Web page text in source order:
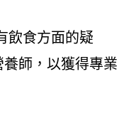
飲食方面的疑
師，以獲得專業